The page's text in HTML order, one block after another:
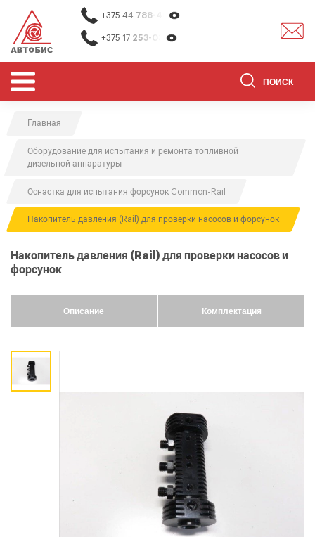
ОБОРУДОВАНИЕ ДЛЯ ОЧИСТКИ
АКЦИИ
0 0
Коммерческий отдел:
+375 44788-40-13
220004, г. Минск, ул. Западная,
+375 44 788-40-13
+375 17 253-03-26
Главная
Оборудование для испытания и ремонта топливной
дизельной аппаратуры
Оснастка для испытания форсунок Common-Rail
Накопитель давления (Rail) для проверки насосов и форсунок
Накопитель давления (Rail) для проверки насосов и
форсунок
Описание Комплектация